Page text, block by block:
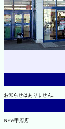
お知らせはありません。
NEW甲府店